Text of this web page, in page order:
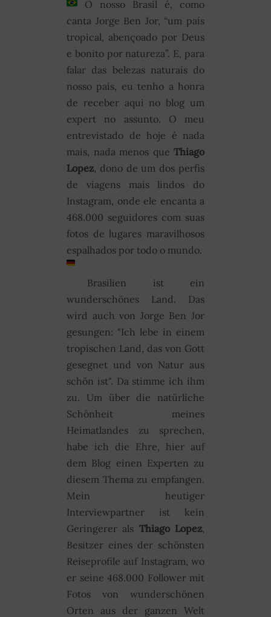
O nosso Brasil é, como
canta Jorge Ben Jor, “um país
tropical, abençoado por Deus
e bonito por natureza”. E, para
falar das belezas naturais do
nosso país, eu tenho a honra
de receber aqui no blog um
expert no assunto. O meu
entrevistado de hoje é nada
mais, nada menos que Thiago
Lopez , dono de um dos perfis
de viagens mais lindos do
Instagram, onde ele encanta a
468.000 seguidores com suas
fotos de lugares maravilhosos
espalhados por todo o mundo.
Brasilien ist ein
wunderschönes Land. Das
wird auch von Jorge Ben Jor
gesungen: "Ich lebe in einem
tropischen Land, das von Gott
gesegnet und von Natur aus
schön ist". Da stimme ich ihm
zu. Um über die natürliche
Schönheit meines
Heimatlandes zu sprechen,
habe ich die Ehre, hier auf
dem Blog einen Experten zu
diesem Thema zu empfangen.
Mein heutiger
Interviewpartner ist kein
Geringerer als Thiago Lopez
Besitzer eines der schönsten
Reiseprofile auf Instagram, wo
er seine 468.000 Follower mit
Fotos von wunderschönen
Orten aus der ganzen Welt